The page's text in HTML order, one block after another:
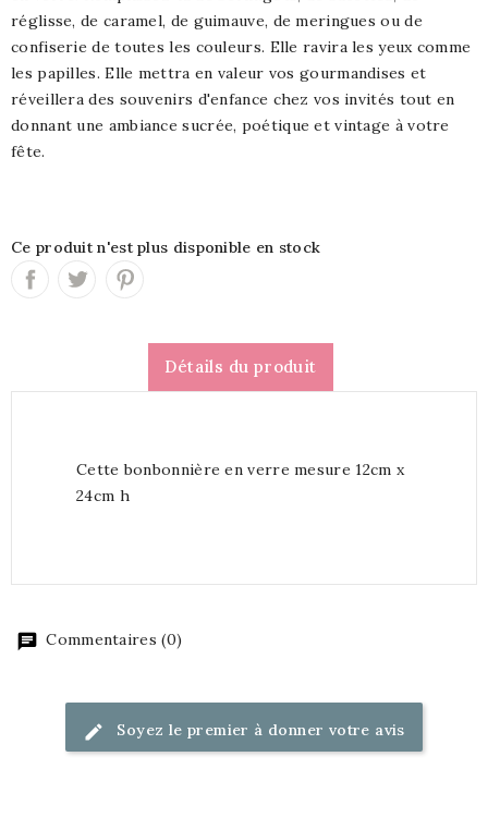
réglisse, de caramel, de guimauve, de meringues ou de
confiserie de toutes les couleurs. Elle ravira les yeux comme
les papilles. Elle mettra en valeur vos gourmandises et
réveillera des souvenirs d'enfance chez vos invités tout en
donnant une ambiance sucrée, poétique et vintage à votre
fête.
Ce produit n'est plus disponible en stock
Détails du produit
Cette bonbonnière en verre mesure 12cm x
24cm h
Commentaires (0)
Soyez le premier à donner votre avis